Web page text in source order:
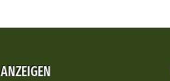
ANZEIGEN